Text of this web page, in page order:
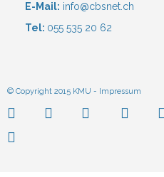
E-Mail: info@cbsnet.ch
Tel: 055 535 20 62
© Copyright 2015 KMU - Impressum